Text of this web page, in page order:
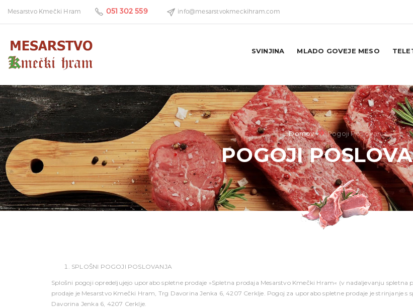
Mesarstvo Kmečki Hram 051 302 559 info@mesarstvokmeckihram.com
SVINJINA MLADO GOVEJE MESO
Domov Pogoji Poslovanja
POGOJI
SPLOŠNI POGOJI POSLOVANJA
Splošni pogoji opredeljujejo uporabo spletne prodaje »Spletna prodaja Mesarstvo Kmečki Hram« (v nadaljevanju
prodaje je Mesarstvo Kmečki Hram, Trg Davorina Jenka 6, 4207 Cerklje. Pogoj za uporabo spletne prodaje je strinjanje
Davorina Jenka 6, 4207 Cerklje.